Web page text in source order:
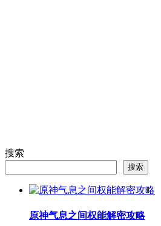
搜索
搜索
原神气息之间权能解密攻略